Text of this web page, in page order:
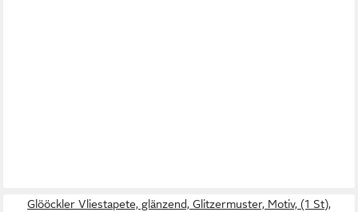
Glööckler Vliestapete, glänzend, Glitzermuster, Motiv, (1 St),